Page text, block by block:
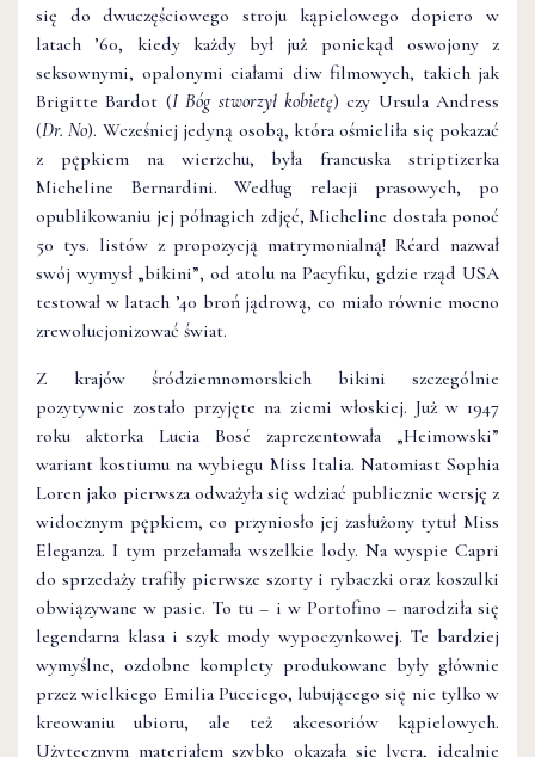
się do dwuczęściowego stroju kąpielowego dopiero w
latach ’60, kiedy każdy był już poniekąd oswojony z
seksownymi, opalonymi ciałami diw filmowych, takich jak
Brigitte Bardot (I Bóg stworzył kobietę) czy Ursula Andress
(Dr. No). Wcześniej jedyną osobą, która ośmieliła się pokazać
z pępkiem na wierzchu, była francuska striptizerka
Micheline Bernardini. Według relacji prasowych, po
opublikowaniu jej półnagich zdjęć, Micheline dostała ponoć
50 tys. listów z propozycją matrymonialną! Réard nazwał
swój wymysł „bikini”, od atolu na Pacyfiku, gdzie rząd USA
testował w latach ’40 broń jądrową, co miało równie mocno
zrewolucjonizować świat.
Z krajów śródziemnomorskich bikini szczególnie
pozytywnie zostało przyjęte na ziemi włoskiej. Już w 1947
roku aktorka Lucia Bosé zaprezentowała „Heimowski”
wariant kostiumu na wybiegu Miss Italia. Natomiast Sophia
Loren jako pierwsza odważyła się wdziać publicznie wersję z
widocznym pępkiem, co przyniosło jej zasłużony tytuł Miss
Eleganza. I tym przełamała wszelkie lody. Na wyspie Capri
do sprzedaży trafiły pierwsze szorty i rybaczki oraz koszulki
obwiązywane w pasie. To tu – i w Portofino – narodziła się
legendarna klasa i szyk mody wypoczynkowej. Te bardziej
wymyślne, ozdobne komplety produkowane były głównie
przez wielkiego Emilia Pucciego, lubującego się nie tylko w
kreowaniu ubioru, ale też akcesoriów kąpielowych.
Użytecznym materiałem szybko okazała się lycra, idealnie